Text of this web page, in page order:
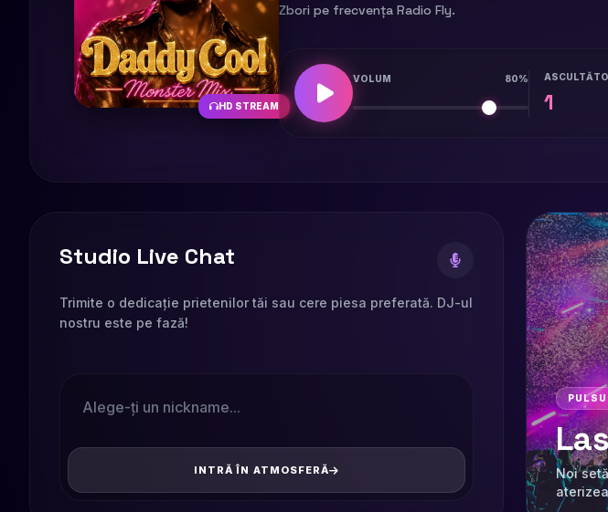
HD STREAM
Zbori pe frecvența Radio Fly.
VOLUM 80%
1
Studio Live Chat
Trimite o dedicație prietenilor tăi sau cere piesa preferată. DJ-ul
nostru este pe fază!
INTRĂ ÎN ATMOSFERĂ
Noi